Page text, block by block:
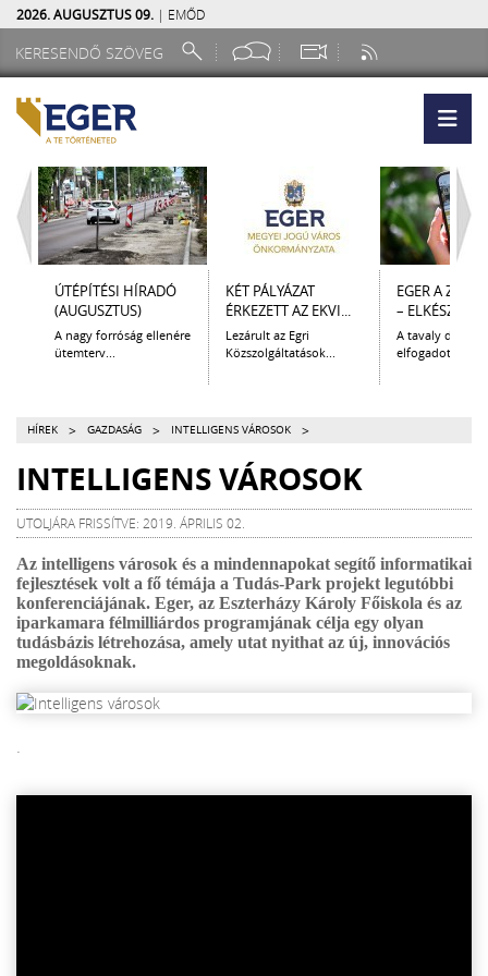
2026. AUGUSZTUS 09. | EMŐD
ÚTÉPÍTÉSI HÍRADÓ
(AUGUSZTUS)
A nagy forróság ellenére
ütemterv...
KÉT PÁLYÁZAT
ÉRKEZETT AZ EKVI...
Lezárult az Egri
Közszolgáltatások...
EGER A
– ELKÉSZÜLT
A tavaly
elfogadott
HÍREK > GAZDASÁG > INTELLIGENS VÁROSOK >
INTELLIGENS VÁROSOK
UTOLJÁRA FRISSÍTVE: 2019. ÁPRILIS 02.
Az intelligens városok és a mindennapokat segítő informatikai
fejlesztések volt a fő témája a Tudás-Park projekt legutóbbi
konferenciájának. Eger, az Eszterházy Károly Főiskola és az
iparkamara félmilliárdos programjának célja egy olyan
tudásbázis létrehozása, amely utat nyithat az új, innovációs
megoldásoknak.
.